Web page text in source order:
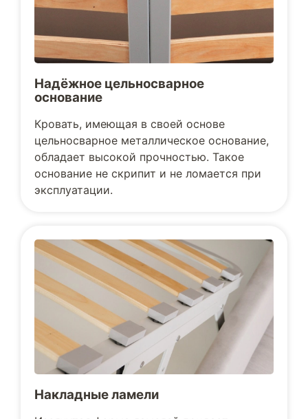
Надёжное цельносварное
основание
Кровать, имеющая в своей основе
цельносварное металлическое основание,
обладает высокой прочностью. Такое
основание не скрипит и не ломается при
эксплуатации.
Накладные ламели